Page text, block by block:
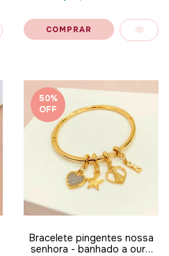
50%
OFF
Bracelete pingentes nossa
senhora - banhado a ouro